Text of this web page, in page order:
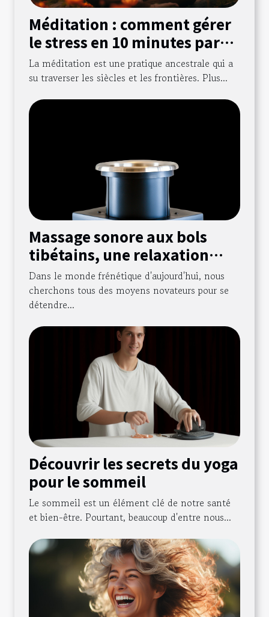
Méditation : comment gérer
le stress en 10 minutes par
jour
La méditation est une pratique ancestrale qui a
su traverser les siècles et les frontières. Plus...
Massage sonore aux bols
tibétains, une relaxation
profonde
Dans le monde frénétique d'aujourd'hui, nous
cherchons tous des moyens novateurs pour se
détendre...
Découvrir les secrets du yoga
pour le sommeil
Le sommeil est un élément clé de notre santé
et bien-être. Pourtant, beaucoup d'entre nous...